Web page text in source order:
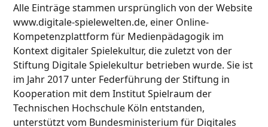
Alle Einträge stammen ursprünglich von der Website
www.digitale-spielewelten.de, einer Online-
Kompetenzplattform für Medienpädagogik im
Kontext digitaler Spielekultur, die zuletzt von der
Stiftung Digitale Spielekultur betrieben wurde. Sie ist
im Jahr 2017 unter Federführung der Stiftung in
Kooperation mit dem Institut Spielraum der
Technischen Hochschule Köln entstanden,
unterstützt vom Bundesministerium für Digitales